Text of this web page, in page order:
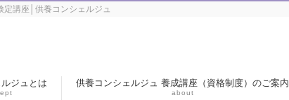
定講座│供養コンシェルジュ
ジュとは 供養コンシェルジュ 養成講座（資格制度）のご案内
about